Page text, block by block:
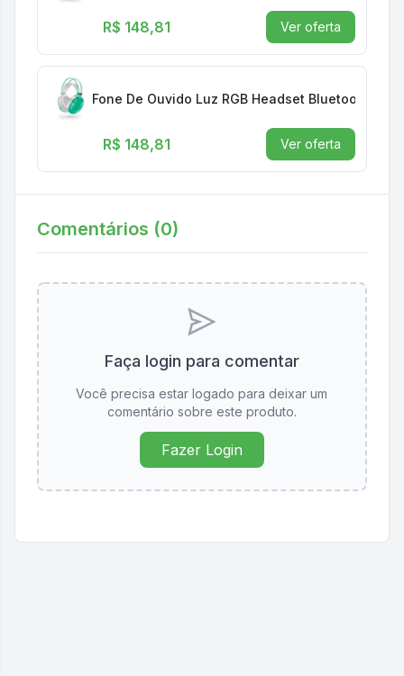
R$ 148,81 Ver oferta
Fone De Ouvido Luz RGB Headset Bluetooth
R$ 148,81 Ver oferta
Comentários (0)
Faça login para comentar
Você precisa estar logado para deixar um
comentário sobre este produto.
Fazer Login